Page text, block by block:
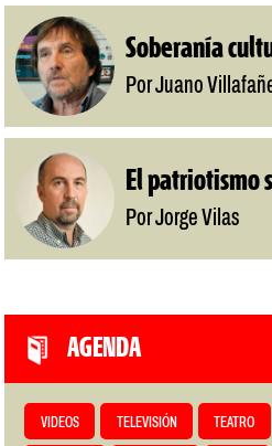
Soberanía
Por Juano
El patriotismo
Por Jorge Vilas
AGENDA
VIDEOS TELEVISIÓN TEATRO